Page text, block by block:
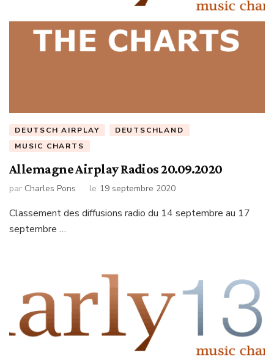
DEUTSCH AIRPLAY
DEUTSCHLAND
MUSIC CHARTS
Allemagne Airplay Radios 20.09.2020
par Charles Pons le 19 septembre 2020
Classement des diffusions radio du 14 septembre au 17
septembre …